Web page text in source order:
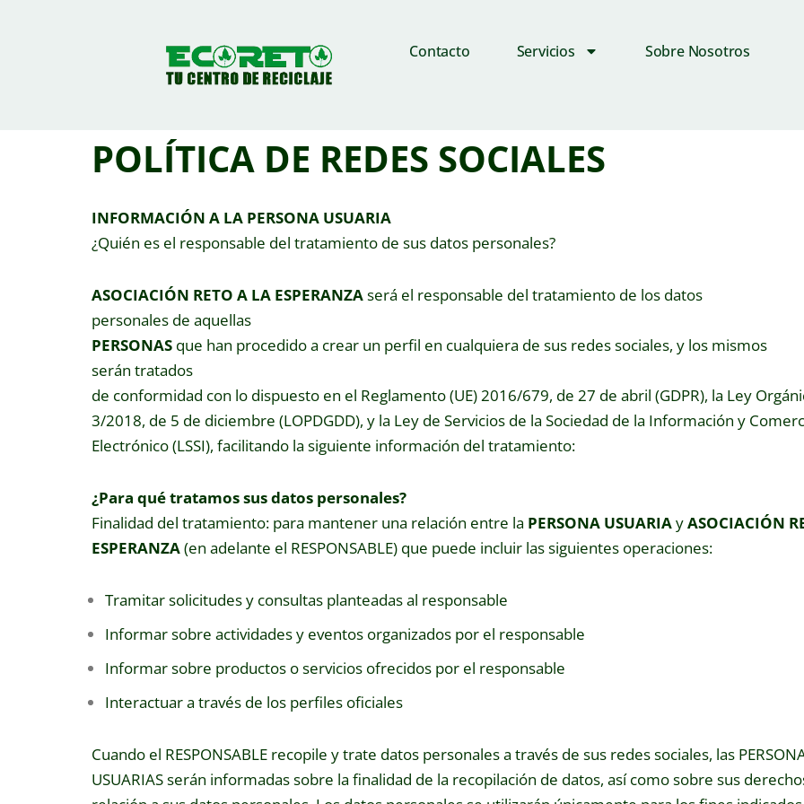
Contacto Servicios Sobre Nosotros
POLÍTICA DE REDES SOCIALES
INFORMACIÓN A LA PERSONA USUARIA
¿Quién es el responsable del tratamiento de sus datos personales?
ASOCIACIÓN RETO A LA ESPERANZAserá el responsable del tratamiento de los datos
personales de aquellas
PERSONAS que han procedido a crear un perfil en cualquiera de sus redes sociales, y los mismos
serán tratados
de conformidad con lo dispuesto en el Reglamento (UE) 2016/679, de 27 de abril (GDPR), la Ley
3/2018, de 5 de diciembre (LOPDGDD), y la Ley de Servicios de la Sociedad de la Información y
Electrónico (LSSI), facilitando la siguiente información del tratamiento:
¿Para qué tratamos sus datos personales?
Finalidad del tratamiento: para mantener una relación entre la PERSONA USUARIAyASOCIACIÓN
ESPERANZA(en adelante el RESPONSABLE) que puede incluir las siguientes operaciones:
Tramitar solicitudes y consultas planteadas al responsable
Informar sobre actividades y eventos organizados por el responsable
Informar sobre productos o servicios ofrecidos por el responsable
Interactuar a través de los perfiles oficiales
Cuando el RESPONSABLE recopile y trate datos personales a través de sus redes sociales, las
USUARIAS serán informadas sobre la finalidad de la recopilación de datos, así como sobre sus